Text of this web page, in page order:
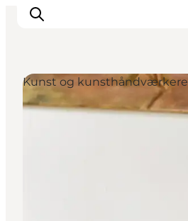
Kunst og kunsthåndværkere